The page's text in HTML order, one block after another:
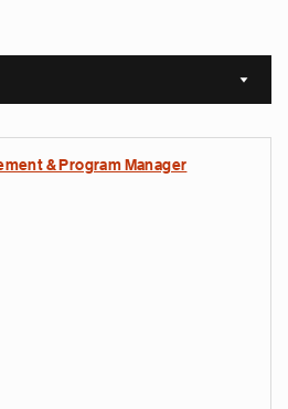
Sort
& Program Manager